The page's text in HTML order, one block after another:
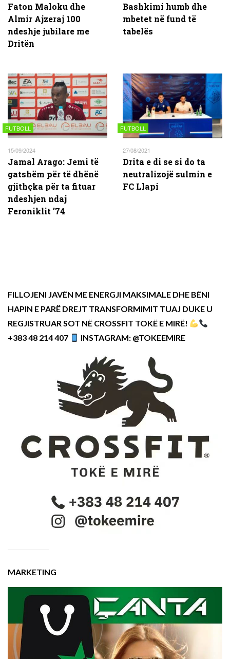
Faton Maloku dhe
Almir Ajzeraj 100
ndeshje jubilare me
Dritën
Bashkimi humb dhe
mbetet në fund të
tabelës
FUTBOLL
15/09/2024
Jamal Arago: Jemi të
gatshëm për të dhënë
gjithçka për ta fituar
ndeshjen ndaj
Feroniklit ’74
FUTBOLL
27/08/2021
Drita e di se si do ta
neutralizojë sulmin e
FC Llapi
FILLOJENI JAVËN ME ENERGJI MAKSIMALE DHE BËNI
HAPIN E PARË DREJT TRANSFORMIMIT TUAJ DUKE U
REGJISTRUAR SOT NË CROSSFIT TOKË E MIRË!
+383 48 214 407
INSTAGRAM: @TOKEEMIRE
MARKETING